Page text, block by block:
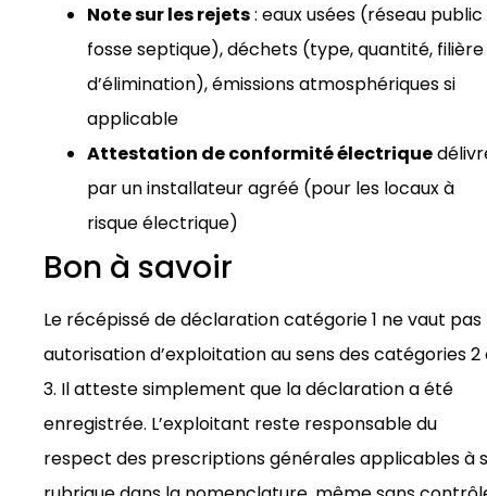
Note sur les rejets: eaux usées (réseau public
fosse septique), déchets (type, quantité, filière
d’élimination), émissions atmosphériques si
applicable
Attestation de conformité électrique
par un installateur agréé (pour les locaux à
risque électrique)
Bon à savoir
Le récépissé de déclaration catégorie 1 ne vaut pas
autorisation d’exploitation au sens des catégories 2
3. Il atteste simplement que la déclaration a été
enregistrée. L’exploitant reste responsable du
respect des prescriptions générales applicables à